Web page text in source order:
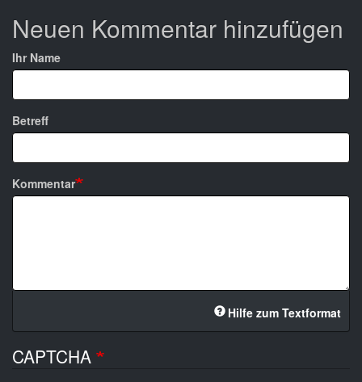
Neuen Kommentar hinzufügen
Ihr Name
Betreff
Kommentar
Hilfe zum Textformat
CAPTCHA